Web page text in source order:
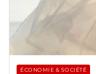
ÉCONOMIE & SOCIÉTÉ